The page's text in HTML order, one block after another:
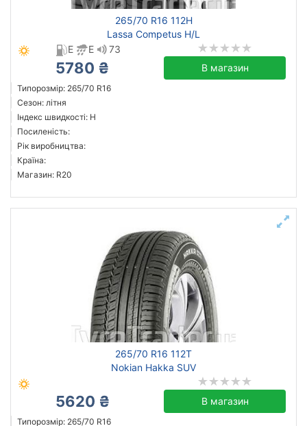
265/70 R16 112H
Lassa Competus H/L
E
E 73
5780 ₴ В магазин
Типорозмір: 265/70 R16
Сезон: літня
Індекс швидкості: H
Посиленість:
Рік виробництва:
Країна:
Магазин: R20
265/70 R16 112T
Nokian Hakka SUV
5620 ₴ В магазин
Типорозмір: 265/70 R16